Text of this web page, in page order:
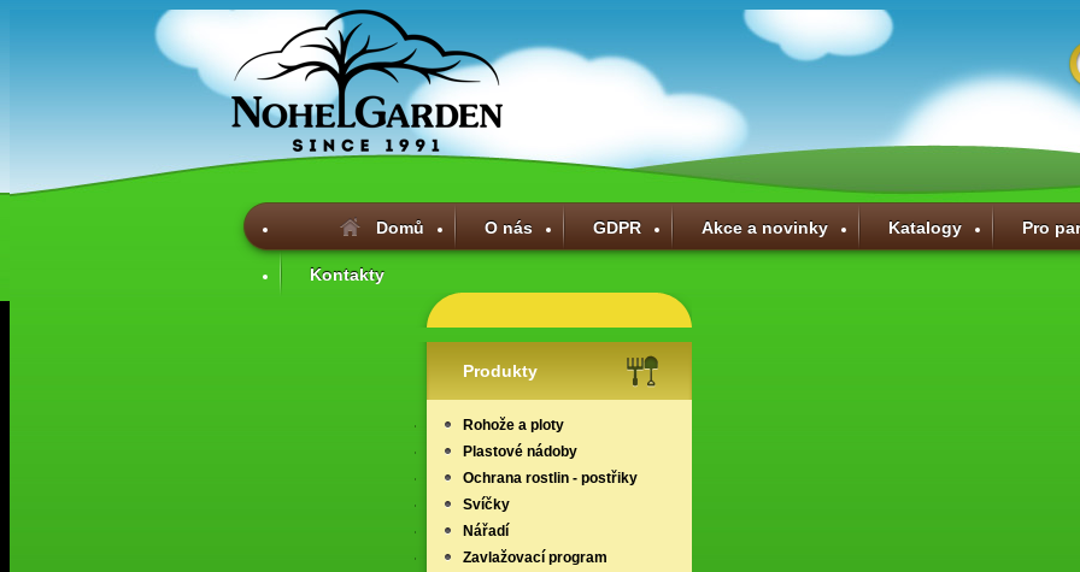
Domů O nás GDPR Akce a novinky Katalogy Pro
Kontakty
Produkty
Rohože a ploty
Plastové nádoby
Ochrana rostlin - postřiky
Svíčky
Nářadí
Zavlažovací program